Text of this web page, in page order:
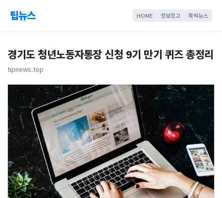
팁뉴스 HOME 정보창고 뚝딱뉴스
경기도 청년노동자통장 신청 9기 만기 퀴즈 총정리
tipnews.top